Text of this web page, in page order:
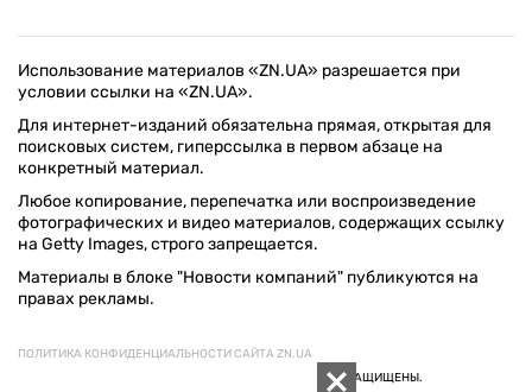
Использование материалов «ZN.UA» разрешается при
условии ссылки на «ZN.UA».
Для интернет-изданий обязательна прямая, открытая для
поисковых систем, гиперссылка в первом абзаце на
конкретный материал.
Любое копирование, перепечатка или воспроизведение
фотографических и видео материалов, содержащих ссылку
на Getty Images, строго запрещается.
Материалы в блоке "Новости компаний" публикуются на
правах рекламы.
ПОЛИТИКА КОНФИДЕНЦИАЛЬНОСТИ САЙТА ZN.UA
© 1994–2026 «ЗЕРКАЛО НЕДЕЛИ. УКРАИНА». ВСЕ ПРАВА ЗАЩИЩЕНЫ.